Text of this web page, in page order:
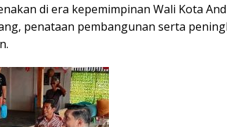
di era kepemimpinan Wali Kota
penataan pembangunan serta